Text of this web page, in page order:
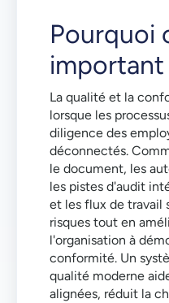
Pourquoi
important
La qualité et la
lorsque les
diligence des
déconnectés.
le document, les
les pistes d'audit
et les flux de travail
risques tout en
l'organisation à
conformité. Un
qualité moderne
alignées, réduit la